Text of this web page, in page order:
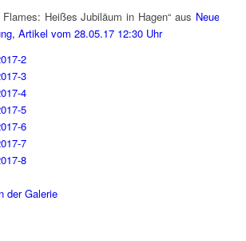
Heißes Jubiläum in Hagen“ aus Neue
Artikel vom 28.05.17 12:30 Uhr
der Galerie